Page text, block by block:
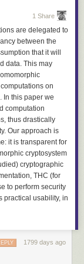
about building
in my
important
a (slow, poorly-
database of facts
a facilities for
group all this
and
Alexander Koller
an earlier
provoking. It
bad old Chinese-
acquisition
“In this paper, we
cannot be
1 Share
are delegated to
between the
that it will
data. This may
on
In this paper we
computation
thus drastically
Our approach is
it is transparent for
cryptosystem
cryptographic
THC (for
to perform security
practical usability, in
1799 days ago